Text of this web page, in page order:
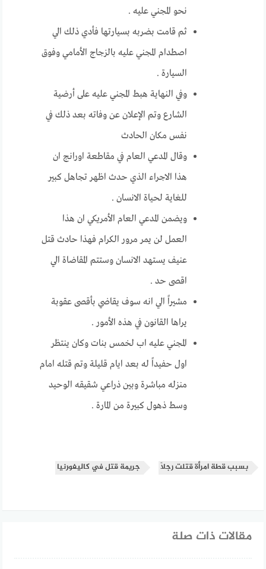
نحو المجني عليه .
ثم قامت بضربه بسيارتها فأدي ذلك الي
اصطدام المجني عليه بالزجاج الأمامي وفوق
السيارة .
وفي النهاية هبط المجني عليه على أرضية
الشارع وتم الإعلان عن وفاته بعد ذلك في
نفس مكان الحادث
وقال المدعي العام في مقاطعة اورانج ان
هذا الاجراء الذي حدث اظهر تجاهل كبير
للغاية لحياة الانسان .
ويضمن المدعي العام الأمريكي ان هذا
العمل لن يمر مرور الكرام فهذا حادث قتل
عنيف يستهد الانسان وستتم المقاضاة الي
اقصى حد .
مشيراً الي انه سوف يقاضي بأقصى عقوبة
يراها القانون في هذه الأمور .
المجني عليه اب لخمس بنات وكان ينتظر
اول حفيداً له بعد ايام قليلة وتم قتله امام
منزله مباشرة وبين ذراعي شقيقه الوحيد
وسط ذهول كبيرة من المارة .
بسبب قطة امرأة قتلت رجلاً جريمة قتل في كاليفورنيا
مقالات ذات صلة